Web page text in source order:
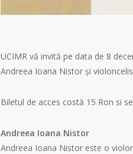
UCIMR vă invită pe data de 8
Andreea Ioana Nistor și
Biletul de acces costă 15 Ron si
Andreea Ioana Nistor
Andreea Ioana Nistor este o